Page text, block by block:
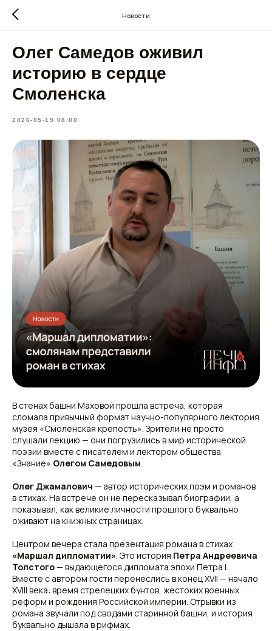
Новости
Олег Самедов оживил
историю в сердце
Смоленска
2026-05-19 08:00
В стенах башни Маховой прошла встреча, которая
сломала привычный формат научно-популярного лектория
музея «Смоленская крепость». Зрители не просто
слушали лекцию — они погрузились в мир исторической
поэзии вместе с писателем и лектором общества
«Знание» Олегом Самедовым.
Олег Джамалович — автор исторических поэм и романов
в стихах. На встрече он не пересказывал биографии, а
показывал, как великие личности прошлого буквально
оживают на книжных страницах.
Центром вечера стала презентация романа в стихах
«Маршал дипломатии». Это история Петра Андреевича
Толстого— выдающегося дипломата эпохи Петра I.
Вместе с автором гости перенеслись в конец XVII — начало
XVIII века: время стрелецких бунтов, жестоких военных
реформ и рождения Российской империи. Отрывки из
романа звучали под сводами старинной башни, и история
буквально дышала в рифмах.